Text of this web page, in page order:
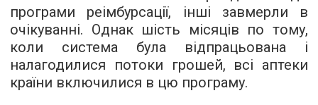
програми реімбурсації, інші завмерли в
очікуванні. Однак шість місяців по тому,
коли система була відпрацьована і
налагодилися потоки грошей, всі аптеки
країни включилися в цю програму.